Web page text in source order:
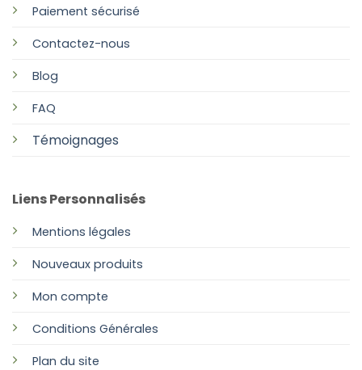
Paiement sécurisé
Contactez-nous
Blog
FAQ
Témoignages
Liens Personnalisés
Mentions légales
Nouveaux produits
Mon compte
Conditions Générales
Plan du site